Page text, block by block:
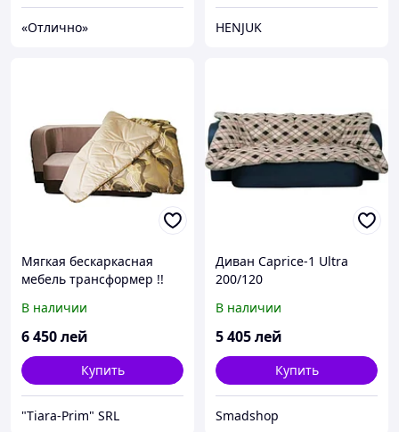
«Отлично» HENJUK
Мягкая бескаркасная
мебель трансформер !!
В наличии
6 450лей
Купить
"Tiara-Prim" SRL
Диван Caprice-1 Ultra
200/120
В наличии
5 405лей
Купить
Smadshop